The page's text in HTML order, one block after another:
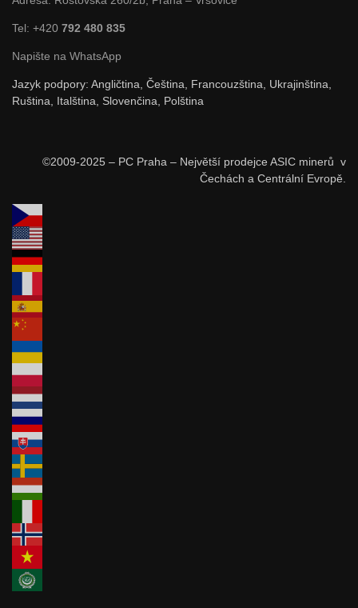
Tel: +420 792 480 835
Napište na WhatsApp
Jazyk podpory: Angličtina, Čeština, Francouzština, Ukrajinština,
Ruština, Italština, Slovenčina, Polština
©2009-2025 – PC Praha – Největší prodejce ASIC minerů v
Čechách a Centrální Evropě.